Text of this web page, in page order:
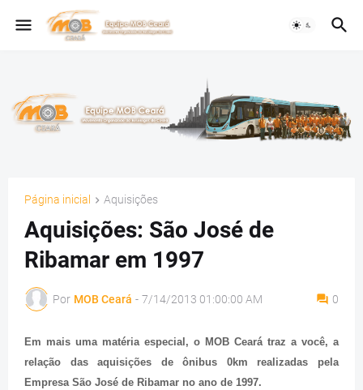
Página inicial Aquisições
Aquisições: São José de
Ribamar em 1997
Por MOB Ceará - 7/14/2013 01:00:00 AM 0
Em mais uma matéria especial, o MOB Ceará traz a você, a
relação das aquisições de ônibus 0km realizadas pela
Empresa São José de Ribamar no ano de 1997.